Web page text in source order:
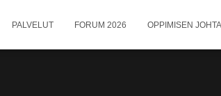
PALVELUT FORUM 2026 OPPIMISEN